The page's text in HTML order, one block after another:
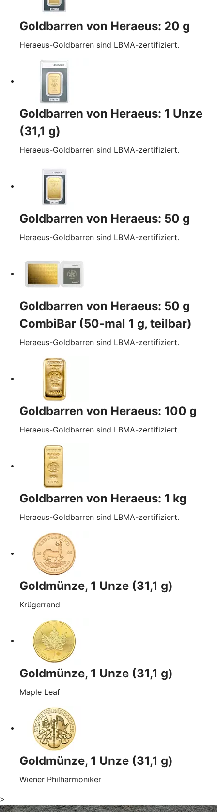
Goldbarren von Heraeus: 20 g
Heraeus-Goldbarren sind LBMA-zertifiziert.
Goldbarren von Heraeus: 1 Unze
(31,1 g)
Heraeus-Goldbarren sind LBMA-zertifiziert.
Goldbarren von Heraeus: 50 g
Heraeus-Goldbarren sind LBMA-zertifiziert.
Goldbarren von Heraeus: 50 g
CombiBar (50-mal 1 g, teilbar)
Heraeus-Goldbarren sind LBMA-zertifiziert.
Goldbarren von Heraeus: 100 g
Heraeus-Goldbarren sind LBMA-zertifiziert.
Goldbarren von Heraeus: 1 kg
Heraeus-Goldbarren sind LBMA-zertifiziert.
Goldmünze, 1 Unze (31,1 g)
Krügerrand
Goldmünze, 1 Unze (31,1 g)
Maple Leaf
Goldmünze, 1 Unze (31,1 g)
Wiener Philharmoniker
>